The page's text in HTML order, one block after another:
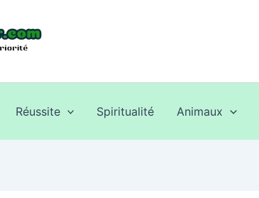
Réussite Spiritualité Animaux